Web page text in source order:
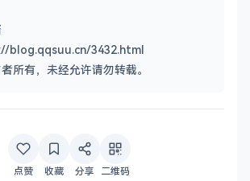
blog.qqsuu.cn/3432.html
所有，未经允许请勿转载。
点赞 收藏 分享 二维码